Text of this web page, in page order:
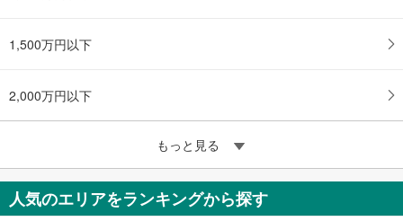
1,500万円以下
2,000万円以下
もっと見る
人気のエリアをランキングから探す